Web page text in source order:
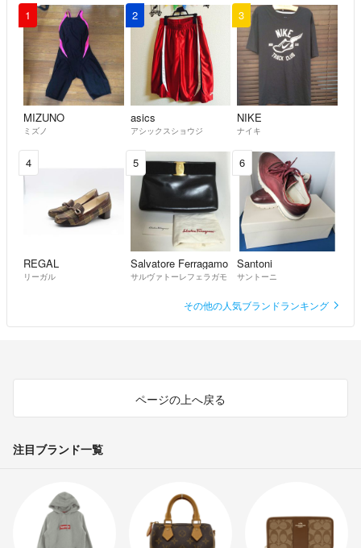
1
MIZUNO
ミズノ
2
asics
アシックスショウジ
3
NIKE
ナイキ
4
REGAL
リーガル
5
Salvatore Ferragamo
サルヴァトーレフェラガモ
6
Santoni
サントーニ
その他の人気ブランドランキング
ページの上へ戻る
注目ブランド一覧